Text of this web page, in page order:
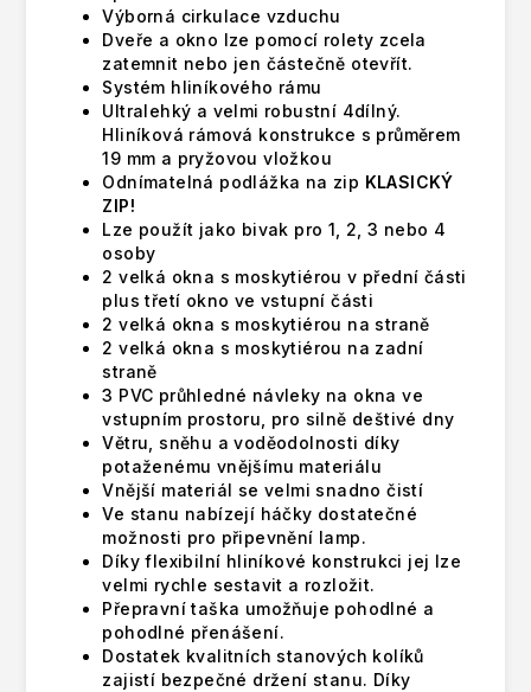
Výborná cirkulace vzduchu
Dveře a okno lze pomocí rolety zcela
zatemnit nebo jen částečně otevřít.
Systém hliníkového rámu
Ultralehký a velmi robustní 4dílný.
Hliníková rámová konstrukce s průměrem
19 mm a pryžovou vložkou
Odnímatelná podlážka na zip KLASICKÝ
ZIP!
Lze použít jako bivak pro 1, 2, 3 nebo 4
osoby
2 velká okna s moskytiérou v přední části
plus třetí okno ve vstupní části
2 velká okna s moskytiérou na straně
2 velká okna s moskytiérou na zadní
straně
3 PVC průhledné návleky na okna ve
vstupním prostoru, pro silně deštivé dny
Větru, sněhu a voděodolnosti díky
potaženému vnějšímu materiálu
Vnější materiál se velmi snadno čistí
Ve stanu nabízejí háčky dostatečné
možnosti pro připevnění lamp.
Díky flexibilní hliníkové konstrukci jej lze
velmi rychle sestavit a rozložit.
Přepravní taška umožňuje pohodlné a
pohodlné přenášení.
Dostatek kvalitních stanových kolíků
zajistí bezpečné držení stanu. Díky